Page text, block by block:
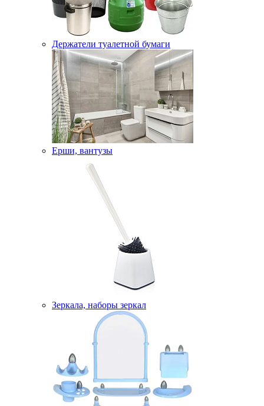
Держатели туалетной бумаги
Ерши, вантузы
Зеркала, наборы зеркал